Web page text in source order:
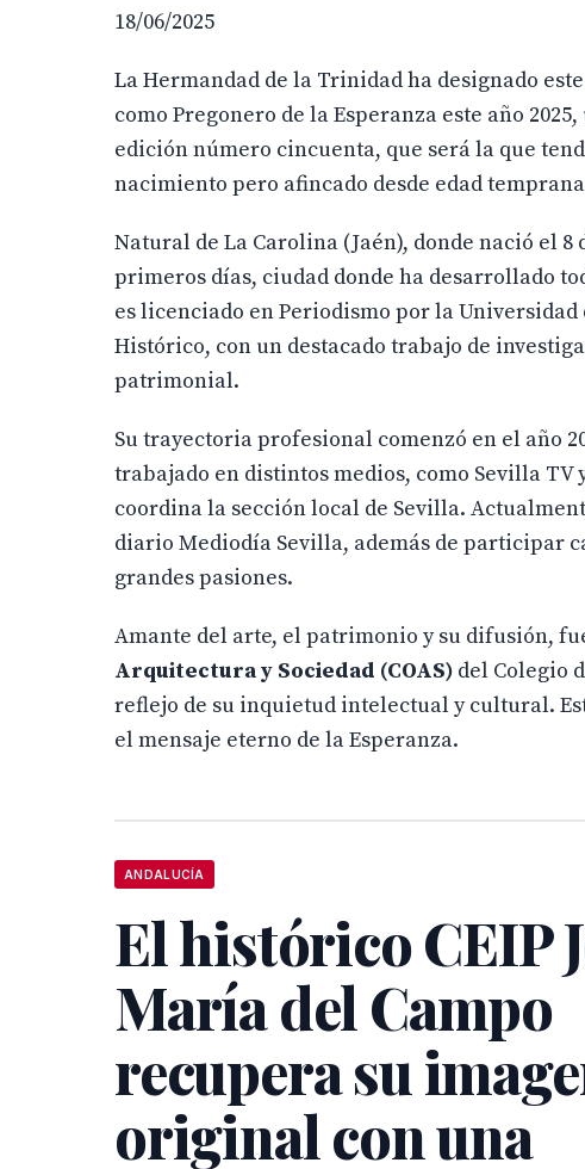
18/06/2025
La Hermandad de la Trinidad ha designado
como Pregonero de la Esperanza este año
edición número cincuenta, que será la que
nacimiento pero afincado desde edad
Natural de La Carolina (Jaén), donde nació el 8
primeros días, ciudad donde ha desarrollado
es licenciado en Periodismo por la
Histórico, con un destacado trabajo de
patrimonial.
Su trayectoria profesional comenzó en el año
trabajado en distintos medios, como Sevilla TV
coordina la sección local de Sevilla.
diario Mediodía Sevilla, además de participar
grandes pasiones.
Amante del arte, el patrimonio y su difusión,
Arquitectura y Sociedad (COAS) del Colegio
reflejo de su inquietud intelectual y cultural.
el mensaje eterno de la Esperanza.
ANDALUCÍA
El histórico CEIP
María del Campo
recupera su
original con una